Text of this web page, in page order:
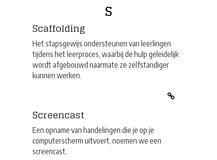
S
Scaffolding
Het stapsgewijs ondersteunen van leerlingen
tijdens het leerproces, waarbij de hulp geleidelijk
wordt afgebouwd naarmate ze zelfstandiger
kunnen werken.
Screencast
Een opname van handelingen die je op je
computerscherm uitvoert, noemen we een
screencast.